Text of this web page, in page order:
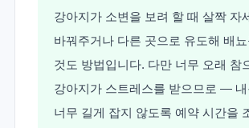
강아지가 소변을 보려 할 때 살짝 자
바꿔주거나 다른 곳으로 유도해 배
것도 방법입니다. 다만 너무 오래 참
강아지가 스트레스를 받으므로 —
너무 길게 잡지 않도록 예약 시간을